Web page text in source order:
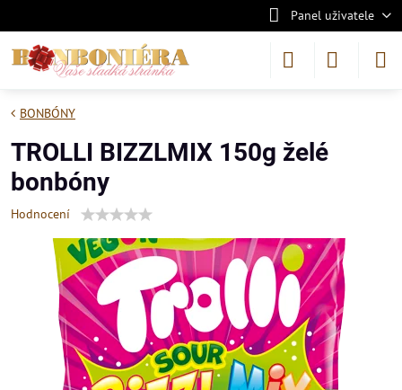
Panel uživatele
BONBÓNY
TROLLI BIZZLMIX 150g želé
bonbóny
Hodnocení